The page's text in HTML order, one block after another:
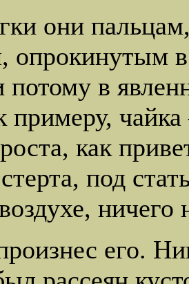
они
опрокинутым
потому в
примеру,
как
под
его.